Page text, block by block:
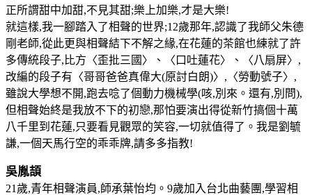
正所謂甜中加甜,不見其甜;樂上加樂,才是大樂!
就這樣,我一腳踏入了相聲的世界;12歲那年,認識了我師父朱德
剛老師,從此更與相聲結下不解之緣,在花蓮的茶館也練就了許
多傳統段子,比方〈歪批三國〉、〈口吐蓮花〉、
〈八扇屏〉,
改編的段子有〈哥哥爸爸真偉大(原討白朗)〉,〈勞動號子〉,
雖說大學想不開,跑去唸了個動力機械學(咳,別來。還有,別問),
但相聲始終是我放不下的初戀,那怕要演出得從新竹搞個十萬
八千里到花蓮,只要看見觀眾的笑容,一切就值得了。 我是劉毓
謙,一個天馬行空的乖乖牌,請多多指教!
吳胤頡
21歲,青年相聲演員,師承葉怡均。9歲加入台北曲藝團,學習相